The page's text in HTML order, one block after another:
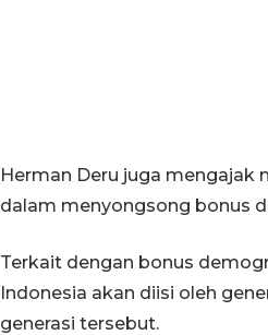
Herman Deru juga mengajak
dalam menyongsong bonus
Terkait dengan bonus
Indonesia akan diisi oleh
generasi tersebut.